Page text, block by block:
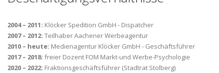
2004 – 2011: Klöcker Spedition GmbH - Dispatcher
2007 – 2012: Teilhaber Aachener Werbeagentur
2010 – heute: Medienagentur Klöcker GmbH - Geschäftsführer
2017 – 2018: freier Dozent FOM Markt-und Werbe-Psychologie
2020 – 2022: Fraktionsgeschäftsführer (Stadtrat Stolberg)